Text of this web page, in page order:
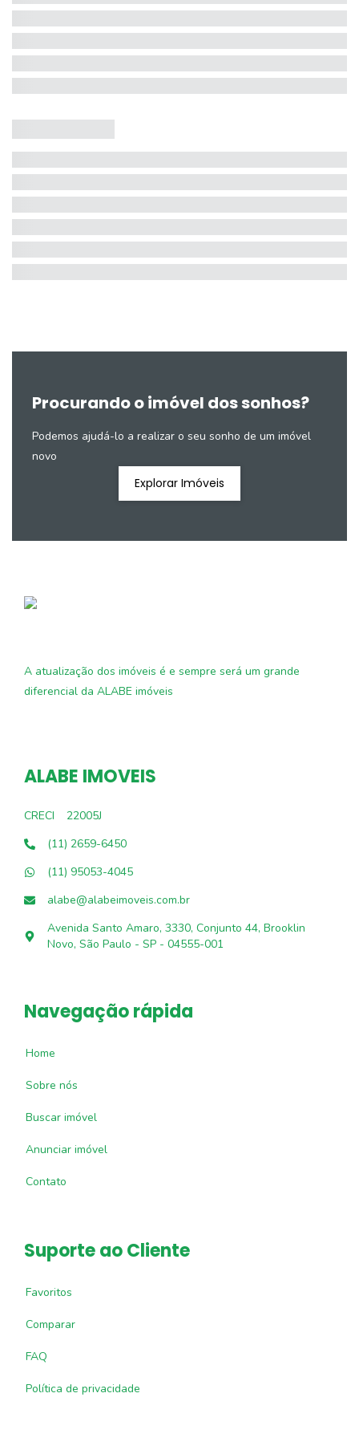
Procurando o imóvel dos sonhos?
Podemos ajudá-lo a realizar o seu sonho de um imóvel
novo
Explorar Imóveis
A atualização dos imóveis é e sempre será um grande
diferencial da ALABE imóveis
ALABE IMOVEIS
CRECI
22005J
(11) 2659-6450
(11) 95053-4045
alabe@alabeimoveis.com.br
Avenida Santo Amaro, 3330, Conjunto 44, Brooklin
Novo, São Paulo - SP - 04555-001
Navegação rápida
Home
Sobre nós
Buscar imóvel
Anunciar imóvel
Contato
Suporte ao Cliente
Favoritos
Comparar
FAQ
Política de privacidade